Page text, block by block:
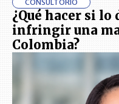
CONSULTORIO
¿Qué hacer si
infringir una
Colombia?